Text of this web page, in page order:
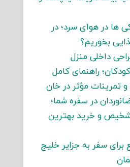
ها در هوای سرد؛ در
بخوریم؟
داخلی منزل
راهنمای کامل
تمرینات مؤثر در خان
در سفره شما؛
و خرید بهترین
برای سفر به جزایر خلیج